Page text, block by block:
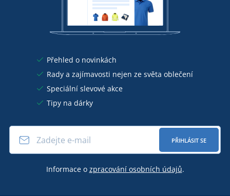
Přehled o novinkách
Rady a zajímavosti nejen ze světa oblečení
Speciální slevové akce
Tipy na dárky
PŘIHLÁSIT SE
Informace o zpracování osobních údajů.